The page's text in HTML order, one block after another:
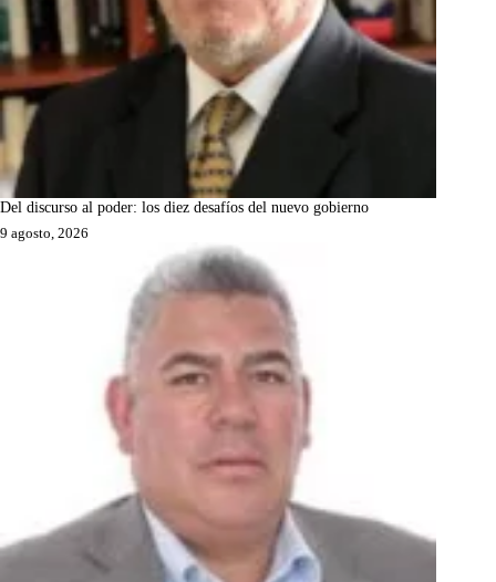
Del discurso al poder: los diez desafíos del nuevo gobierno
9 agosto, 2026